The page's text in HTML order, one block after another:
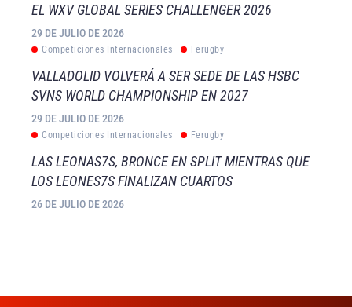
EL WXV GLOBAL SERIES CHALLENGER 2026
29 DE JULIO DE 2026
Competiciones Internacionales Ferugby
VALLADOLID VOLVERÁ A SER SEDE DE LAS HSBC
SVNS WORLD CHAMPIONSHIP EN 2027
29 DE JULIO DE 2026
Competiciones Internacionales Ferugby
LAS LEONAS7S, BRONCE EN SPLIT MIENTRAS QUE
LOS LEONES7S FINALIZAN CUARTOS
26 DE JULIO DE 2026